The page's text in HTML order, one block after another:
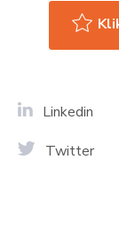
Linkedin
Twitter